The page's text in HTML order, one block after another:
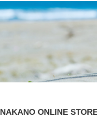
NAKANO ONLINE